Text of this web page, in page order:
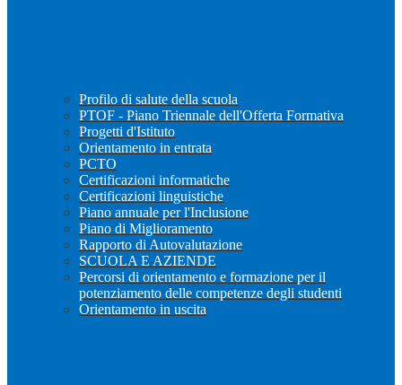
Profilo di salute della scuola
PTOF - Piano Triennale dell'Offerta Formativa
Progetti d'Istituto
Orientamento in entrata
PCTO
Certificazioni informatiche
Certificazioni linguistiche
Piano annuale per l'Inclusione
Piano di Miglioramento
Rapporto di Autovalutazione
SCUOLA E AZIENDE
Percorsi di orientamento e formazione per il
potenziamento delle competenze degli studenti
Orientamento in uscita